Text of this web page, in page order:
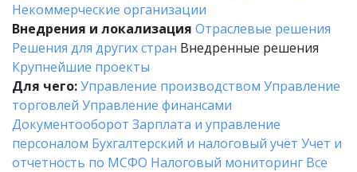
Некоммерческие организации
Внедрения и локализация Отраслевые решения
Решения для других стран Внедренные решения
Крупнейшие проекты
Для чего:Управление производством Управление
торговлей Управление финансами
Документооборот Зарплата и управление
персоналом Бухгалтерский и налоговый учёт Учет и
отчетность по МСФО Налоговый мониторинг Все